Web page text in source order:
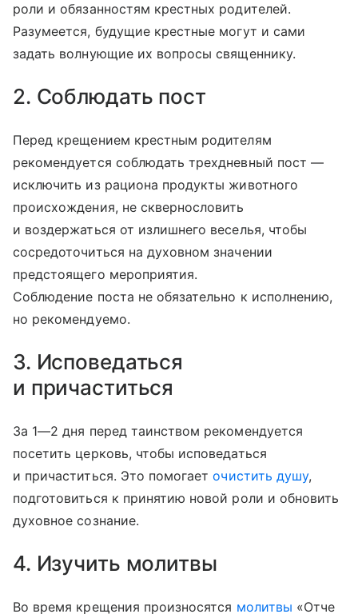
роли и обязанностям крестных родителей.
Разумеется, будущие крестные могут и сами
задать волнующие их вопросы священнику.
2. Соблюдать пост
Перед крещением крестным родителям
рекомендуется соблюдать трехдневный пост —
исключить из рациона продукты животного
происхождения, не сквернословить
и воздержаться от излишнего веселья, чтобы
сосредоточиться на духовном значении
предстоящего мероприятия.
Соблюдение поста не обязательно к исполнению,
но рекомендуемо.
3. Исповедаться
и причаститься
За 1—2 дня перед таинством рекомендуется
посетить церковь, чтобы исповедаться
и причаститься. Это помогаеточистить душу,
подготовиться к принятию новой роли и обновить
духовное сознание.
4. Изучить молитвы
Во время крещения произносятся молитвы «Отче